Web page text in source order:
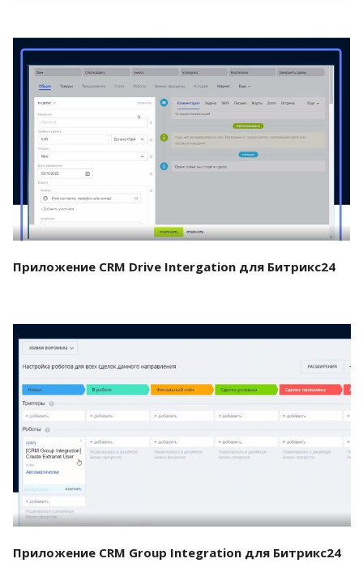
Смотреть проект
Приложение CRM Drive Intergation для Битрикс24
Смотреть проект
Приложение CRM Group Integration для Битрикс24